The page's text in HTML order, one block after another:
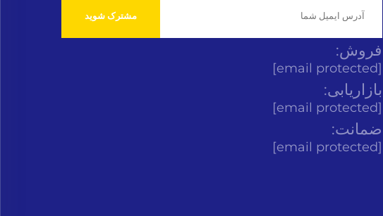
مشترک شوید
فروش:
[email protected]
بازاریابی:
[email protected]
ضمانت:
[email protected]